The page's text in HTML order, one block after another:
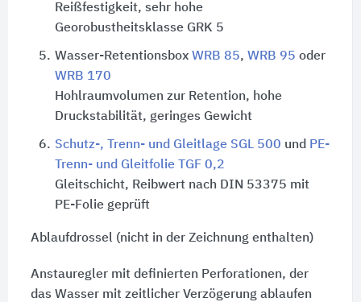
Reißfestigkeit, sehr hohe
Georobustheitsklasse GRK 5
5. Wasser-Retentionsbox WRB 85, WRB 95 oder
WRB 170
Hohlraumvolumen zur Retention, hohe
Druckstabilität, geringes Gewicht
6. Schutz-, Trenn- und Gleitlage SGL 500 und PE-
Trenn- und Gleitfolie TGF 0,2
Gleitschicht, Reibwert nach DIN 53375 mit
PE-Folie geprüft
Ablaufdrossel (nicht in der Zeichnung enthalten)
Anstauregler mit definierten Perforationen, der
das Wasser mit zeitlicher Verzögerung ablaufen